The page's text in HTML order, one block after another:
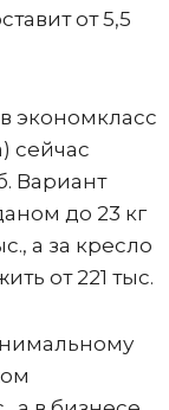
от 5,5
экономкласс
сейчас
Вариант
до 23 кг
а за кресло
от 221 тыс.